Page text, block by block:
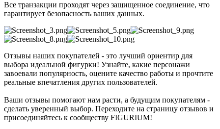
Все транзакции проходят через защищенное соединение, что
гарантирует безопасность ваших данных.
Отзывы наших покупателей - это лучший ориентир для
выбора идеальной фигурки! Узнайте, какие персонажи
завоевали популярность, оцените качество работы и прочтите
реальные впечатления других пользователей.
Ваши отзывы помогают нам расти, а будущим покупателям -
сделать уверенный выбор. Переходите на страницу отзывов и
присоединяйтесь к сообществу FIGURIUM!